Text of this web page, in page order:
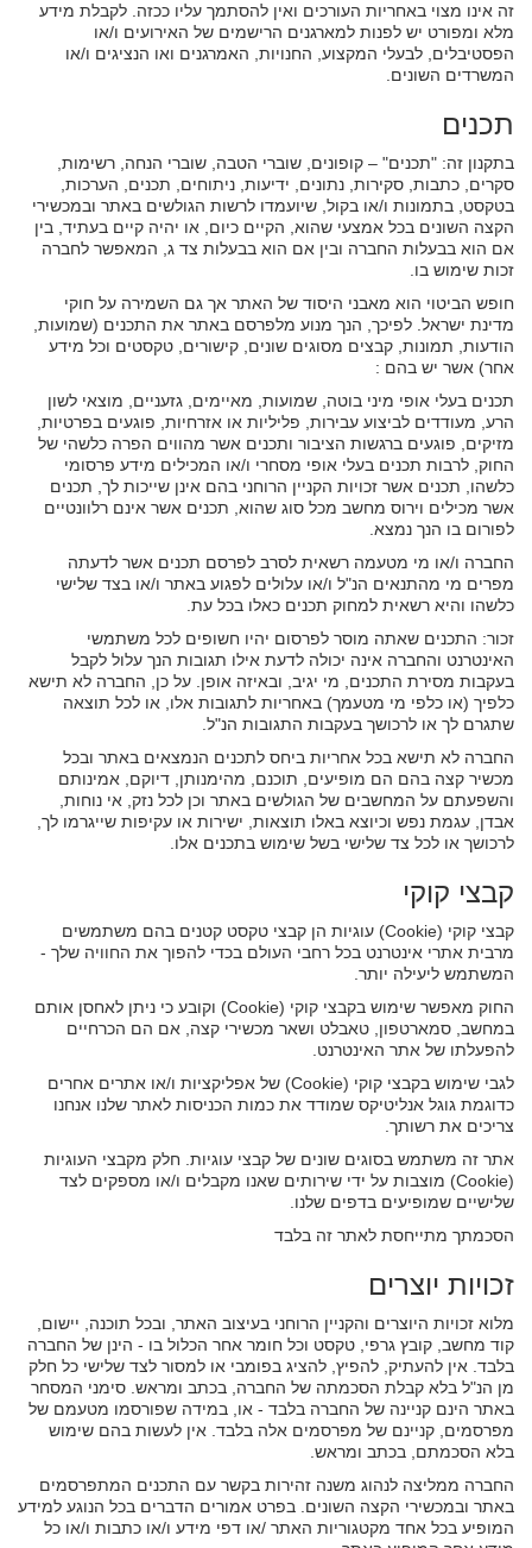
זה אינו מצוי באחריות העורכים ואין להסתמך עליו ככזה. לקבלת מידע
מלא ומפורט יש לפנות למארגנים הרישמים של האירועים ו/או
הפסטיבלים, לבעלי המקצוע, החנויות, האמרגנים ואו הנציגים ו/או
המשרדים השונים.
תכנים
בתקנון זה: "תכנים" – קופונים, שוברי הטבה, שוברי הנחה, רשימות,
סקרים, כתבות, סקירות, נתונים, ידיעות, ניתוחים, תכנים, הערכות,
בטקסט, בתמונות ו/או בקול, שיועמדו לרשות הגולשים באתר ובמכשירי
הקצה השונים בכל אמצעי שהוא, הקיים כיום, או יהיה קיים בעתיד, בין
אם הוא בבעלות החברה ובין אם הוא בבעלות צד ג, המאפשר לחברה
זכות שימוש בו.
חופש הביטוי הוא מאבני היסוד של האתר אך גם השמירה על חוקי
מדינת ישראל. לפיכך, הנך מנוע מלפרסם באתר את התכנים (שמועות,
הודעות, תמונות, קבצים מסוגים שונים, קישורים, טקסטים וכל מידע
אחר) אשר יש בהם :
תכנים בעלי אופי מיני בוטה, שמועות, מאיימים, גזעניים, מוצאי לשון
הרע, מעודדים לביצוע עבירות, פליליות או אזרחיות, פוגעים בפרטיות,
מזיקים, פוגעים ברגשות הציבור ותכנים אשר מהווים הפרה כלשהי של
החוק, לרבות תכנים בעלי אופי מסחרי ו/או המכילים מידע פרסומי
כלשהו, תכנים אשר זכויות הקניין הרוחני בהם אינן שייכות לך, תכנים
אשר מכילים וירוס מחשב מכל סוג שהוא, תכנים אשר אינם רלוונטיים
לפורום בו הנך נמצא.
החברה ו/או מי מטעמה רשאית לסרב לפרסם תכנים אשר לדעתה
מפרים מי מהתנאים הנ"ל ו/או עלולים לפגוע באתר ו/או בצד שלישי
כלשהו והיא רשאית למחוק תכנים כאלו בכל עת.
זכור: התכנים שאתה מוסר לפרסום יהיו חשופים לכל משתמשי
האינטרנט והחברה אינה יכולה לדעת אילו תגובות הנך עלול לקבל
בעקבות מסירת התכנים, מי יגיב, ובאיזה אופן. על כן, החברה לא תישא
כלפיך (או כלפי מי מטעמך) באחריות לתגובות אלו, או לכל תוצאה
שתגרם לך או לרכושך בעקבות התגובות הנ"ל.
החברה לא תישא בכל אחריות ביחס לתכנים הנמצאים באתר ובכל
מכשיר קצה בהם הם מופיעים, תוכנם, מהימנותן, דיוקם, אמינותם
והשפעתם על המחשבים של הגולשים באתר וכן לכל נזק, אי נוחות,
אבדן, עגמת נפש וכיוצא באלו תוצאות, ישירות או עקיפות שייגרמו לך,
לרכושך או לכל צד שלישי בשל שימוש בתכנים אלו.
קבצי קוקי
קבצי קוקי (Cookie) עוגיות הן קבצי טקסט קטנים בהם משתמשים
מרבית אתרי אינטרנט בכל רחבי העולם בכדי להפוך את החוויה שלך -
המשתמש ליעילה יותר.
החוק מאפשר שימוש בקבצי קוקי (Cookie) וקובע כי ניתן לאחסן אותם
במחשב, סמארטפון, טאבלט ושאר מכשירי קצה, אם הם הכרחיים
להפעלתו של אתר האינטרנט.
לגבי שימוש בקבצי קוקי (Cookie) של אפליקציות ו/או אתרים אחרים
כדוגמת גוגל אנליטיקס שמודד את כמות הכניסות לאתר שלנו אנחנו
צריכים את רשותך.
אתר זה משתמש בסוגים שונים של קבצי עוגיות. חלק מקבצי העוגיות
(Cookie) מוצבות על ידי שירותים שאנו מקבלים ו/או מספקים לצד
שלישיים שמופיעים בדפים שלנו.
הסכמתך מתייחסת לאתר זה בלבד
זכויות יוצרים
מלוא זכויות היוצרים והקניין הרוחני בעיצוב האתר, ובכל תוכנה, יישום,
קוד מחשב, קובץ גרפי, טקסט וכל חומר אחר הכלול בו - הינן של החברה
בלבד. אין להעתיק, להפיץ, להציג בפומבי או למסור לצד שלישי כל חלק
מן הנ"ל בלא קבלת הסכמתה של החברה, בכתב ומראש. סימני המסחר
באתר הינם קניינה של החברה בלבד - או, במידה שפורסמו מטעמם של
מפרסמים, קניינם של מפרסמים אלה בלבד. אין לעשות בהם שימוש
בלא הסכמתם, בכתב ומראש.
החברה ממליצה לנהוג משנה זהירות בקשר עם התכנים המתפרסמים
באתר ובמכשירי הקצה השונים. בפרט אמורים הדברים בכל הנוגע למידע
המופיע בכל אחד מקטגוריות האתר /או דפי מידע ו/או כתבות ו/או כל